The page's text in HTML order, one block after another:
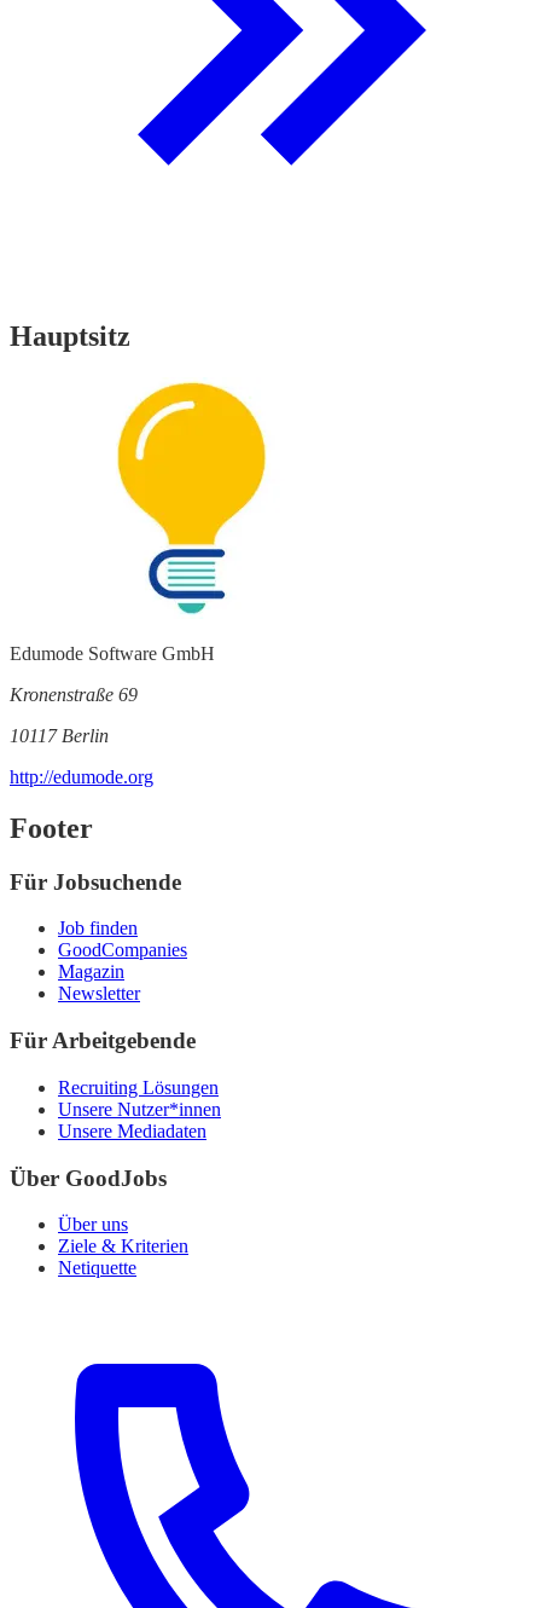
Hauptsitz
Edumode Software GmbH
Kronenstraße 69
10117 Berlin
http://edumode.org
Footer
Für Jobsuchende
Job finden
GoodCompanies
Magazin
Newsletter
Für Arbeitgebende
Recruiting Lösungen
Unsere Nutzer*innen
Unsere Mediadaten
Über GoodJobs
Über uns
Ziele & Kriterien
Netiquette